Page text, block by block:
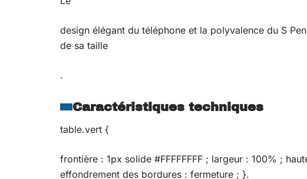
design élégant du téléphone et la polyvalence du S
de sa taille
.
Caractéristiques techniques
table.vert {
frontière : 1px solide #FFFFFFFF ; largeur : 100% ;
effondrement des bordures : fermeture ; }.